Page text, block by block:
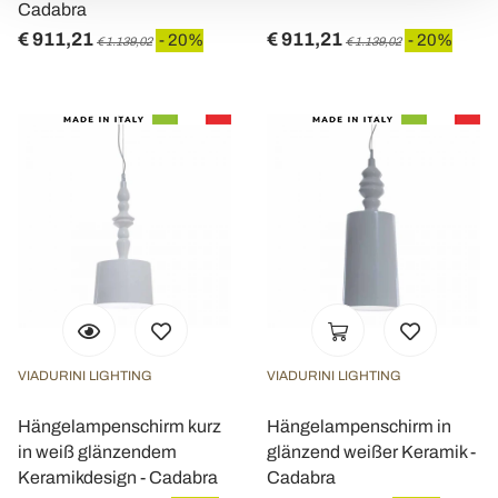
modificare o ritirare il tuo consenso in qualsiasi momento
dalla Dichiarazione sui cookie.
annunci, per fornire funzionalità dei social media e per
analizzare il nostro traffico. Condividiamo inoltre
informazioni sul modo in cui utilizza il nostro sito con i
nostri partner che si occupano di analisi dei dati web,
pubblicità e social media, i quali potrebbero combinarle
con altre informazioni che ha fornito loro o che hanno
raccolto dal suo utilizzo dei loro servizi.
Cadabra
€ 911,21 € 1.139,02 - 20% € 911,21 € 1.139,02 - 20%
VIADURINI LIGHTING
Hängelampenschirm kurz
in weiß glänzendem
Keramikdesign - Cadabra
VIADURINI LIGHTING
Hängelampenschirm in
glänzend weißer Keramik -
Cadabra